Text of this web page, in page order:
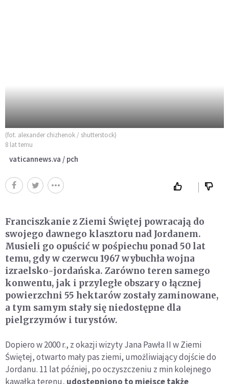
(fot. alexander chizhenok / shutterstock)
8 lat temu
vaticannews.va / pch
Franciszkanie z Ziemi Świętej powracają do
swojego dawnego klasztoru nad Jordanem.
Musieli go opuścić w pośpiechu ponad 50 lat
temu, gdy w czerwcu 1967 wybuchła wojna
izraelsko-jordańska. Zarówno teren samego
konwentu, jak i przyległe obszary o łącznej
powierzchni 55 hektarów zostały zaminowane,
a tym samym stały się niedostępne dla
pielgrzymów i turystów.
Dopiero w 2000 r., z okazji wizyty Jana Pawła II w Ziemi
Świętej, otwarto mały pas ziemi, umożliwiający dojście do
Jordanu. 11 lat później, po oczyszczeniu z min kolejnego
kawałka terenu, udostępniono to miejsce także